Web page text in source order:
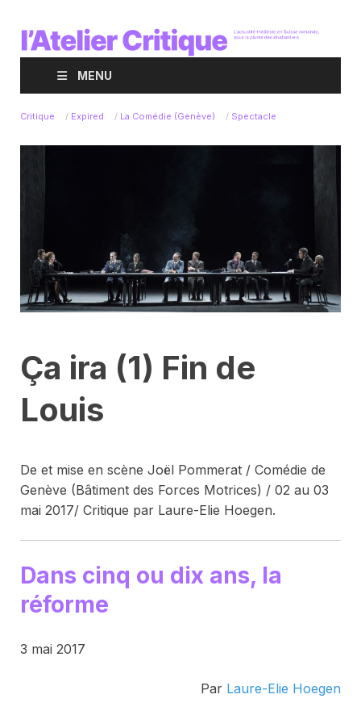
MENU
Critique / Expired / La Comédie (Genève) / Spectacle
Ça ira (1) Fin de
Louis
De et mise en scène Joël Pommerat / Comédie de
Genève (Bâtiment des Forces Motrices) / 02 au 03
mai 2017/ Critique par Laure-Elie Hoegen.
Dans cinq ou dix ans, la
réforme
3 mai 2017
Par Laure-Elie Hoegen